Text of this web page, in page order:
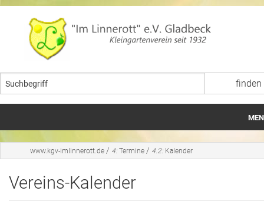
Startseite
www.kgv-imlinnerott.de / 4: Termine / 4.2: Kalender
Vereins-Kalender